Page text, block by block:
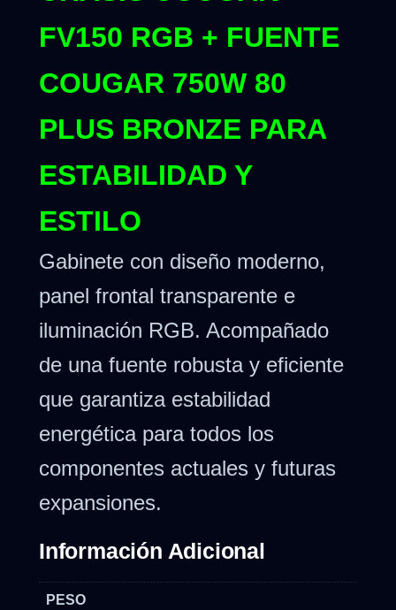
FV150 RGB + FUENTE
COUGAR 750W 80
PLUS BRONZE PARA
ESTABILIDAD Y
ESTILO
Gabinete con diseño moderno,
panel frontal transparente e
iluminación RGB. Acompañado
de una fuente robusta y eficiente
que garantiza estabilidad
energética para todos los
componentes actuales y futuras
expansiones.
Información Adicional
PESO